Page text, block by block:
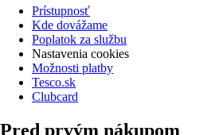
Prístupnosť
Kde dovážame
Poplatok za službu
Nastavenia cookies
Možnosti platby
Tesco.sk
Clubcard
Pred prvým nákupom